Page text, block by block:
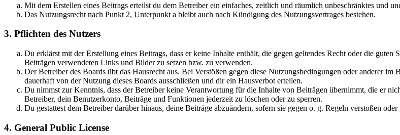
Mit dem Erstellen eines Beitrags erteilst du dem Betreiber ein einfaches, zeitlich und räumlich unbeschränktes und
Das Nutzungsrecht nach Punkt 2, Unterpunkt a bleibt auch nach Kündigung des Nutzungsvertrages bestehen.
3. Pflichten des Nutzers
Du erklärst mit der Erstellung eines Beitrags, dass er keine Inhalte enthält, die gegen geltendes Recht oder die
Beiträgen verwendeten Links und Bilder zu setzen bzw. zu verwenden.
Der Betreiber des Boards übt das Hausrecht aus. Bei Verstößen gegen diese Nutzungsbedingungen oder anderer
dauerhaft von der Nutzung dieses Boards ausschließen und dir ein Hausverbot erteilen.
Du nimmst zur Kenntnis, dass der Betreiber keine Verantwortung für die Inhalte von Beiträgen übernimmt, die er
Betreiber, dein Benutzerkonto, Beiträge und Funktionen jederzeit zu löschen oder zu sperren.
Du gestattest dem Betreiber darüber hinaus, deine Beiträge abzuändern, sofern sie gegen o. g. Regeln verstoßen
4. General Public License